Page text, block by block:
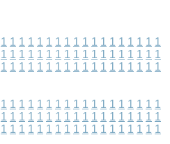
1 1 1 1 1 1 1 1 1 1 1 1 1 1 1 1 1 1
1 1 1 1 1 1 1 1 1 1 1 1 1 1 1 1 1 1
1 1 1 1 1 1 1 1 1 1 1 1 1 1 1 1 1 1
1 1 1 1 1 1 1 1 1 1 1 1 1 1 1 1 1 1
1 1 1 1 1 1 1 1 1 1 1 1 1 1 1 1 1 1
1 1 1 1 1 1 1 1 1 1 1 1 1 1 1 1 1 1